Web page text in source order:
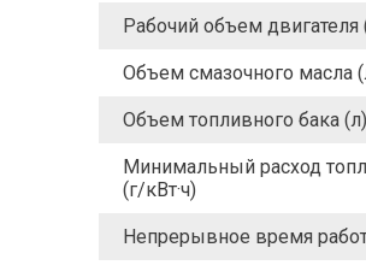
Рабочий объем двигателя
Объем смазочного масла
Объем топливного бака (л)
Минимальный расход
(г/кВт·ч)
Непрерывное время